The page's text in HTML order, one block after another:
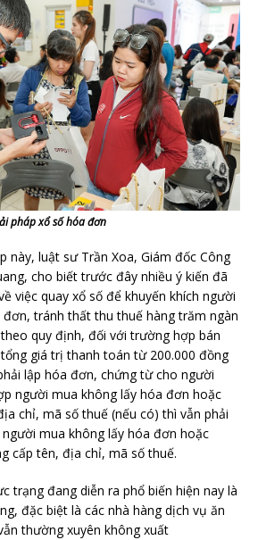
pháp xổ số hóa đơn
này, luật sư Trần Xoa, Giám đốc Công
cho biết trước đây nhiều ý kiến đã
việc quay xổ số để khuyến khích người
tránh thất thu thuế hàng trăm ngàn
quy định, đối với trường hợp bán
giá trị thanh toán từ 200.000 đồng
lập hóa đơn, chứng từ cho người
người mua không lấy hóa đơn hoặc
chỉ, mã số thuế (nếu có) thì vẫn phải
mua không lấy hóa đơn hoặc
cấp tên, địa chỉ, mã số thuế.
trạng đang diễn ra phổ biến hiện nay là
đặc biệt là các nhà hàng dịch vụ ăn
thường xuyên không xuất